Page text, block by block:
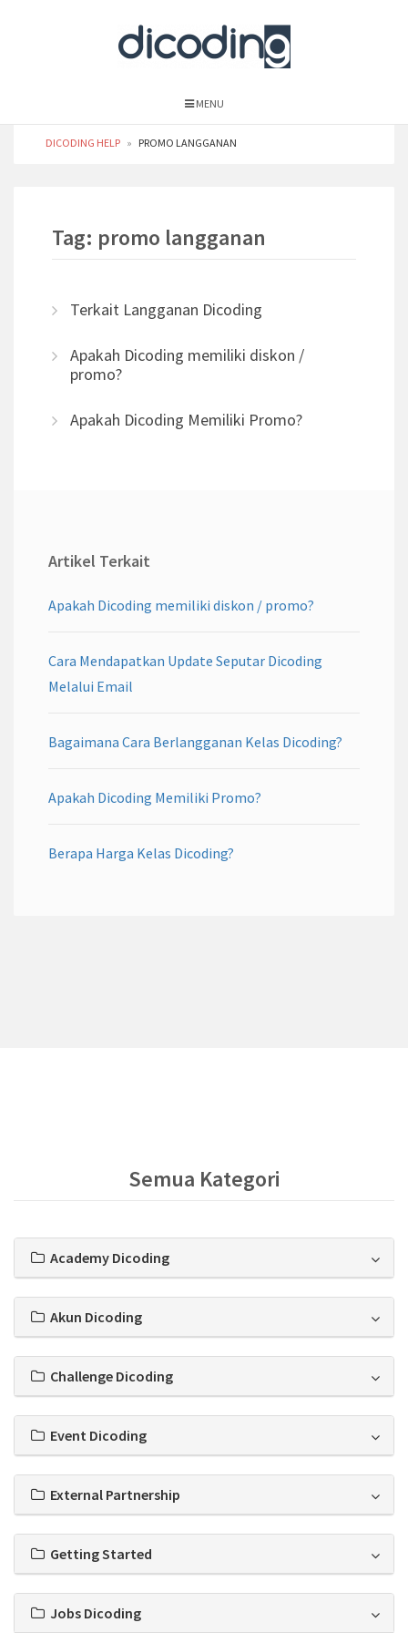
MENU
DICODING HELP » PROMO LANGGANAN
Tag: promo langganan
Terkait Langganan Dicoding
Apakah Dicoding memiliki diskon /
promo?
Apakah Dicoding Memiliki Promo?
Artikel Terkait
Apakah Dicoding memiliki diskon / promo?
Cara Mendapatkan Update Seputar Dicoding
Melalui Email
Bagaimana Cara Berlangganan Kelas Dicoding?
Apakah Dicoding Memiliki Promo?
Berapa Harga Kelas Dicoding?
Semua Kategori
Academy Dicoding
Akun Dicoding
Challenge Dicoding
Event Dicoding
External Partnership
Getting Started
Jobs Dicoding